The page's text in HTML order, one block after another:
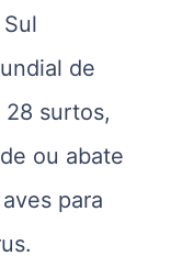
de
28 surtos,
ou abate
para